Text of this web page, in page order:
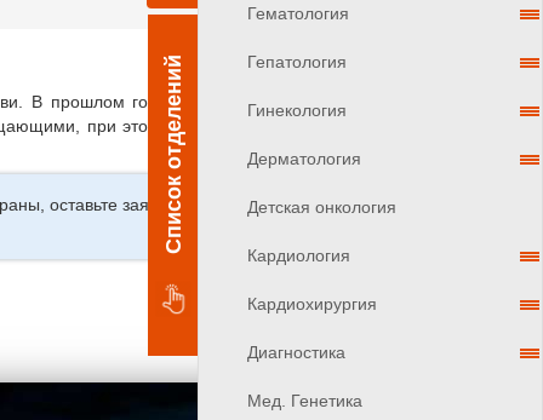
Список отделений
Гематология
Гепатология
Гинекология
Дерматология
Детская онкология
Кардиология
Кардиохирургия
Диагностика
Мед. Генетика
В прошлом году Управление по контролю над
при этом уровень ремиссии составил до
оставьте заявку и мы